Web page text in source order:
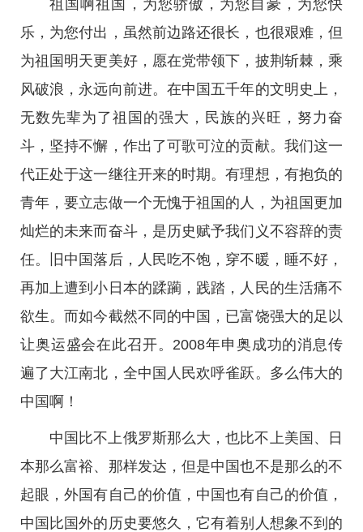
祖国啊祖国，为您骄傲，为您自豪，为您快
乐，为您付出，虽然前边路还很长，也很艰难，但
为祖国明天更美好，愿在党带领下，披荆斩棘，乘
风破浪，永远向前进。在中国五千年的文明史上，
无数先辈为了祖国的强大，民族的兴旺，努力奋
斗，坚持不懈，作出了可歌可泣的贡献。我们这一
代正处于这一继往开来的时期。有理想，有抱负的
青年，要立志做一个无愧于祖国的人，为祖国更加
灿烂的未来而奋斗，是历史赋予我们义不容辞的责
任。旧中国落后，人民吃不饱，穿不暖，睡不好，
再加上遭到小日本的蹂躏，践踏，人民的生活痛不
欲生。而如今截然不同的中国，已富饶强大的足以
让奥运盛会在此召开。2008年申奥成功的消息传
遍了大江南北，全中国人民欢呼雀跃。多么伟大的
中国啊！
中国比不上俄罗斯那么大，也比不上美国、日
本那么富裕、那样发达，但是中国也不是那么的不
起眼，外国有自己的价值，中国也有自己的价值，
中国比国外的历史要悠久，它有着别人想象不到的